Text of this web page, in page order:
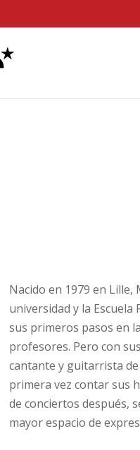
Nacido en 1979 en
universidad y la Escuela
sus primeros pasos en
profesores. Pero con
cantante y guitarrista
primera vez contar sus
de conciertos después,
mayor espacio de